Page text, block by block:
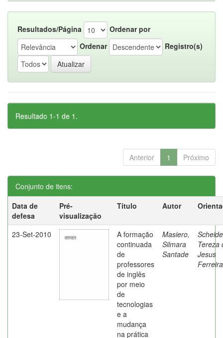
Resultados/Página
Ordenar por
Ordenar
Registro(s)
Resultado 1-1 de 1.
Anterior 1 Próximo
Conjunto de itens:
Data de
defesa
Pré-
visualização
Título Autor
23-Set-2010
A formação
continuada
de
professores
de inglês
por meio
de
tecnologias
e a
mudança
na prática
Masiero,
Silmara
Santade
Tereza
Jesus
Ferreira